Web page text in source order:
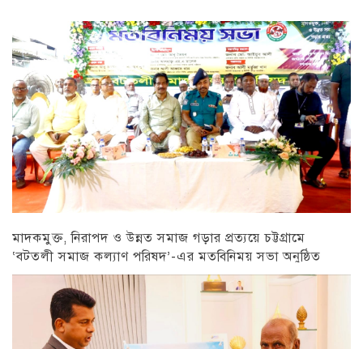
মাদকমুক্ত, নিরাপদ ও উন্নত সমাজ গড়ার প্রত্যয়ে চট্টগ্রামে
‘বটতলী সমাজ কল্যাণ পরিষদ’-এর মতবিনিময় সভা অনুষ্ঠিত
চট্টগ্রাম